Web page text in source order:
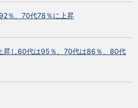
％、70代78％に上昇
昇し60代は95％、70代は86％、80代